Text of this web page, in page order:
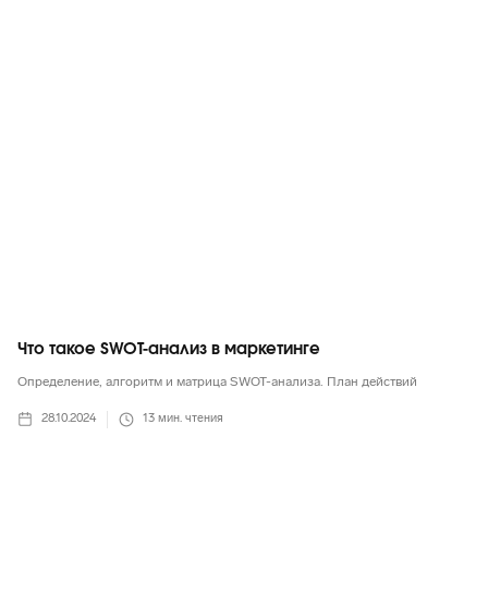
Что такое SWOT-анализ в маркетинге
Определение, алгоритм и матрица SWOT-анализа. План действий
28.10.2024 13 мин. чтения